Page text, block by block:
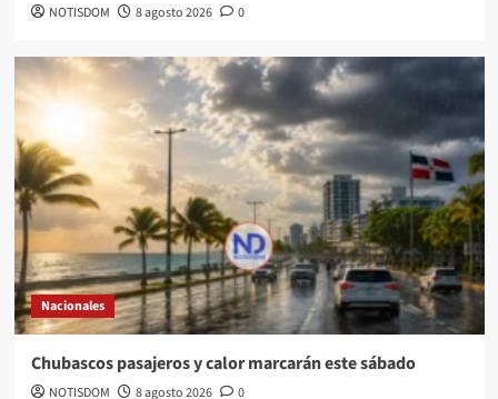
NOTISDOM 8 agosto 2026 0
Nacionales
Chubascos pasajeros y calor marcarán este sábado
NOTISDOM 8 agosto 2026 0